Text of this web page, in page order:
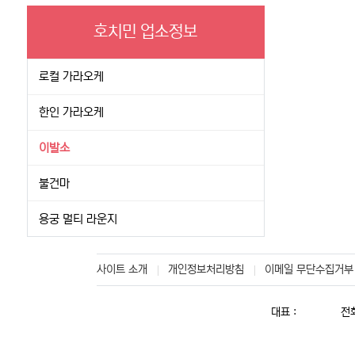
호치민 업소정보
로컬 가라오케
한인 가라오케
이발소
불건마
용궁 멀티 라운지
사이트 소개 개인정보처리방침 이메일 무단수집거부
대표 : 전